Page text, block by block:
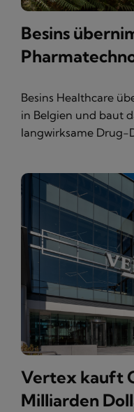
Besins
Besins Healthcare
in Belgien und baut
langwirksame Drug-
Vertex kauft
Milliarden